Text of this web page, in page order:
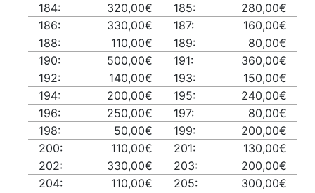
184:
320,00€ 185:
280,00€
186:
330,00€ 187:
160,00€
188:
110,00€ 189:
80,00€
190:
500,00€ 191:
360,00€
192:
140,00€ 193:
150,00€
194:
200,00€ 195:
240,00€
196:
250,00€ 197:
80,00€
198:
50,00€ 199:
200,00€
200:
110,00€ 201:
130,00€
202:
330,00€ 203:
200,00€
204:
110,00€ 205:
300,00€